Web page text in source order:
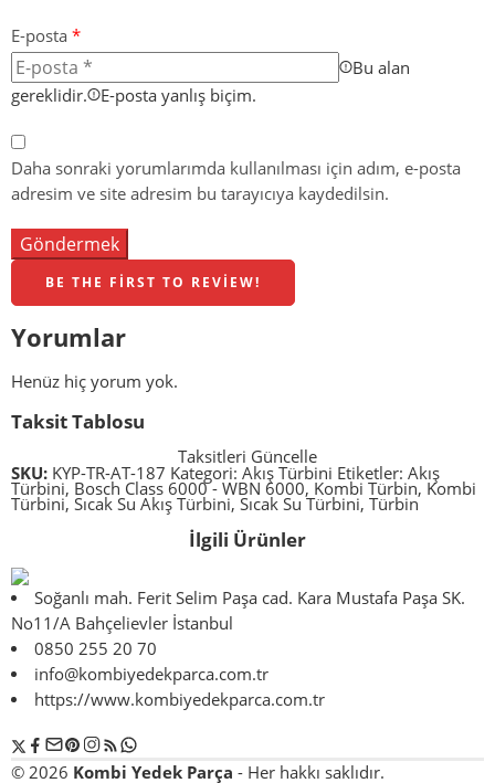
E-posta *
Bu alan
gereklidir.
E-posta yanlış biçim.
Daha sonraki yorumlarımda kullanılması için adım, e-posta
adresim ve site adresim bu tarayıcıya kaydedilsin.
BE THE FIRST TO REVIEW!
Yorumlar
Henüz hiç yorum yok.
Taksit Tablosu
Taksitleri Güncelle
SKU: KYP-TR-AT-187 Kategori: Akış Türbini Etiketler: Akış
Türbini, Bosch Class 6000 - WBN 6000, Kombi Türbin, Kombi
Türbini, Sıcak Su Akış Türbini, Sıcak Su Türbini, Türbin
İlgili Ürünler
Soğanlı mah. Ferit Selim Paşa cad. Kara Mustafa Paşa SK.
No11/A Bahçelievler İstanbul
0850 255 20 70
info@kombiyedekparca.com.tr
https://www.kombiyedekparca.com.tr
© 2026 Kombi Yedek Parça - Her hakkı saklıdır.